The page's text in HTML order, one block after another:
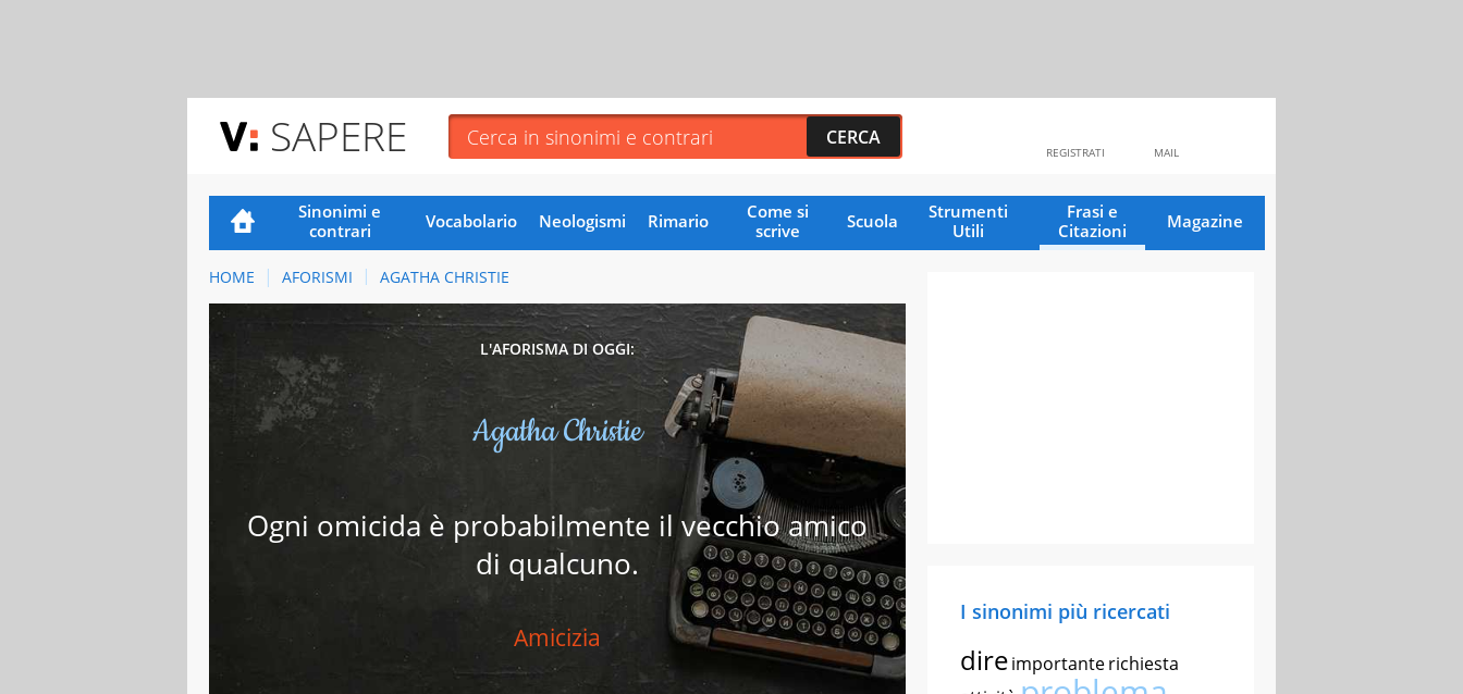
SAPERE MAIL
REGISTRATI
Sinonimi e
contrari
Vocabolario Neologismi Rimario
Come si
scrive
Scuola
Strumenti
Utili
Frasi e
Citazioni
Magazine
HOME AFORISMI AGATHA CHRISTIE
L'AFORISMA DI OGGI:
Agatha Christie
Ogni omicida è probabilmente il vecchio amico
di qualcuno.
Amicizia
I sinonimi più ricercati
direimportanterichiesta